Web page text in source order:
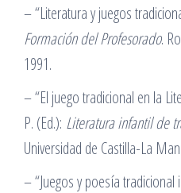
– “Literatura y juegos
Formación del Profesorado.
1991.
– “El juego tradicional en la
P. (Ed.): Literatura infantil de
Universidad de Castilla-La
– “Juegos y poesía tradicional